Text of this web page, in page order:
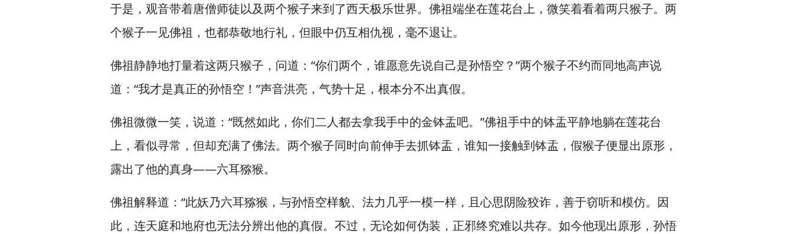
于是， 观音带着唐僧师徒以及两个猴子来到了西天极乐世界。 佛祖端坐在莲花台上， 微笑着看着两只猴子。 两
个猴子一见佛祖， 也都恭敬地行礼， 但眼中仍互相仇视， 毫不退让。
佛祖静静地打量着这两只猴子， 问道：“你们两个， 谁愿意先说自己是孙悟空？”两个猴子不约而同地高声说
道：“我才是真正的孙悟空！”声音洪亮， 气势十足， 根本分不出真假。
佛祖微微一笑， 说道：“既然如此， 你们二人都去拿我手中的金钵盂吧。”佛祖手中的钵盂平静地躺在莲花台
上， 看似寻常， 但却充满了佛法。 两个猴子同时向前伸手去抓钵盂， 谁知一接触到钵盂， 假猴子便显出原形，
露出了他的真身——六耳猕猴。
佛祖解释道：“此妖乃六耳猕猴， 与孙悟空样貌、法力几乎一模一样， 且心思阴险狡诈， 善于窃听和模仿。 因
此， 连天庭和地府也无法分辨出他的真假。 不过， 无论如何伪装， 正邪终究难以共存。 如今他现出原形， 孙悟